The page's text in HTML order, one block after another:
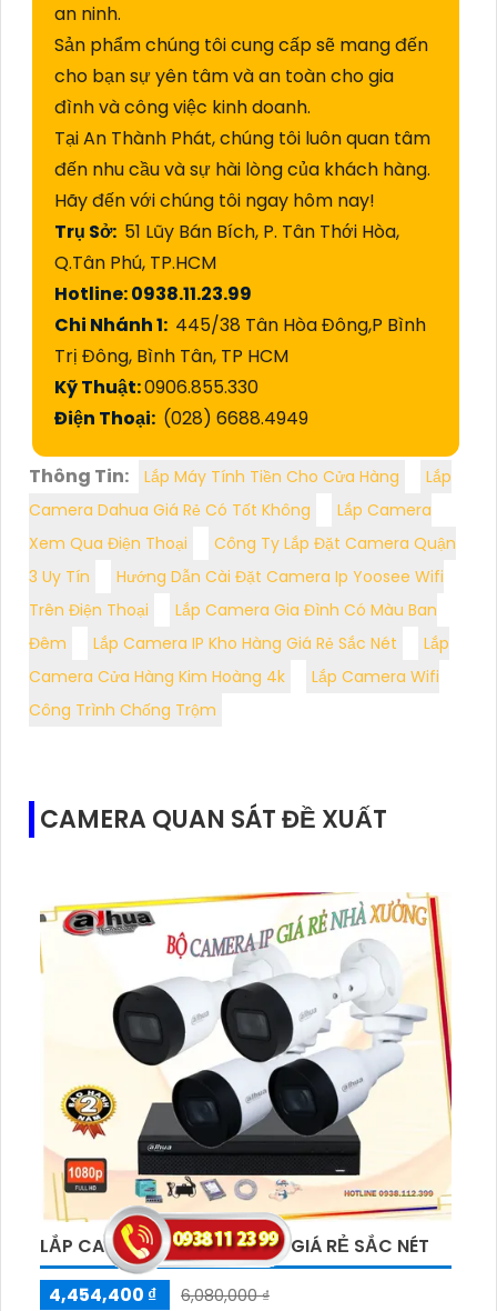
an ninh.
Sản phẩm chúng tôi cung cấp sẽ mang đến
cho bạn sự yên tâm và an toàn cho gia
đình và công việc kinh doanh.
Tại An Thành Phát, chúng tôi luôn quan tâm
đến nhu cầu và sự hài lòng của khách hàng.
Hãy đến với chúng tôi ngay hôm nay!
Trụ Sở: 51 Lũy Bán Bích, P. Tân Thới Hòa,
Q.Tân Phú, TP.HCM
Hotline: 0938.11.23.99
Chi Nhánh 1: 445/38 Tân Hòa Đông,P Bình
Trị Đông, Bình Tân, TP HCM
Kỹ Thuật:0906.855.330
Điện Thoại: (028) 6688.4949
Thông Tin: Lắp Máy Tính Tiền Cho Cửa Hàng
Lắp
Camera Dahua Giá Rẻ Có Tốt Không
Lắp Camera
Xem Qua Điện Thoại
Công Ty Lắp Đặt Camera Quận
3 Uy Tín
Hướng Dẫn Cài Đặt Camera Ip Yoosee Wifi
Trên Điện Thoại
Lắp Camera Gia Đình Có Màu Ban
Đêm
Lắp Camera IP Kho Hàng Giá Rẻ Sắc Nét
Lắp
Camera Cửa Hàng Kim Hoàng 4k
Lắp Camera Wifi
Công Trình Chống Trộm
CAMERA QUAN SÁT ĐỀ XUẤT
LẮP CAMERA IP NHÀ XƯỞNG GIÁ RẺ SẮC NÉT
4,454,400 ₫
6,080,000 ₫